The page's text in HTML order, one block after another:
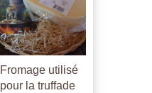
Fromage utilisé
pour la truffade